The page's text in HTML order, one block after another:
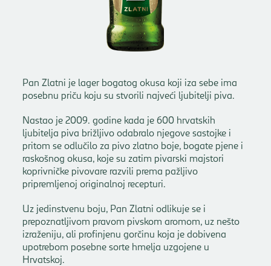
Pan Zlatni je lager bogatog okusa koji iza sebe ima
posebnu priču koju su stvorili najveći ljubitelji piva.
Nastao je 2009. godine kada je 600 hrvatskih
ljubitelja piva brižljivo odabralo njegove sastojke i
pritom se odlučilo za pivo zlatno boje, bogate pjene i
raskošnog okusa, koje su zatim pivarski majstori
koprivničke pivovare razvili prema pažljivo
pripremljenoj originalnoj recepturi.
Uz jedinstvenu boju, Pan Zlatni odlikuje se i
prepoznatljivom pravom pivskom aromom, uz nešto
izraženiju, ali profinjenu gorčinu koja je dobivena
upotrebom posebne sorte hmelja uzgojene u
Hrvatskoj.